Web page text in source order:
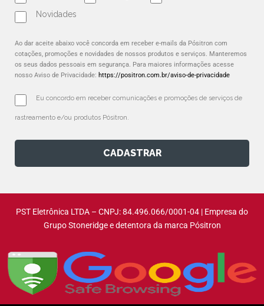
Novidades
Ao dar aceite abaixo você concorda em receber e-mails da Pósitron com
cotações, promoções e novidades de nossos produtos e serviços. Manteremos
os seus dados pessoais em segurança. Para maiores informações acesse
nosso Aviso de Privacidade: https://positron.com.br/aviso-de-privacidade
Eu concordo em receber comunicações e promoções de serviços de
rastreamento e/ou produtos Pósitron.
CADASTRAR
PST Eletrônica LTDA – CNPJ: 84.496.066/0001-04 | Empresa do
Grupo Stoneridge e detentora da marca Pósitron